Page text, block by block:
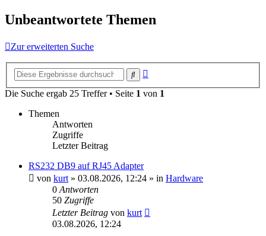
Unbeantwortete Themen
Zur erweiterten Suche
Suche
Die Suche ergab 25 Treffer • Seite 1 von 1
Themen
Antworten
Zugriffe
Letzter Beitrag
RS232 DB9 auf RJ45 Adapter
von kurt » 03.08.2026, 12:24 » in Hardware
0 Antworten
50 Zugriffe
Letzter Beitrag von kurt
03.08.2026, 12:24